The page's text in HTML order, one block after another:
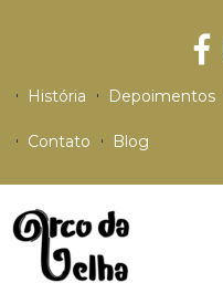
História Depoimentos
Contato Blog